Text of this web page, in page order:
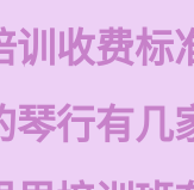
训收费标
琴行有几